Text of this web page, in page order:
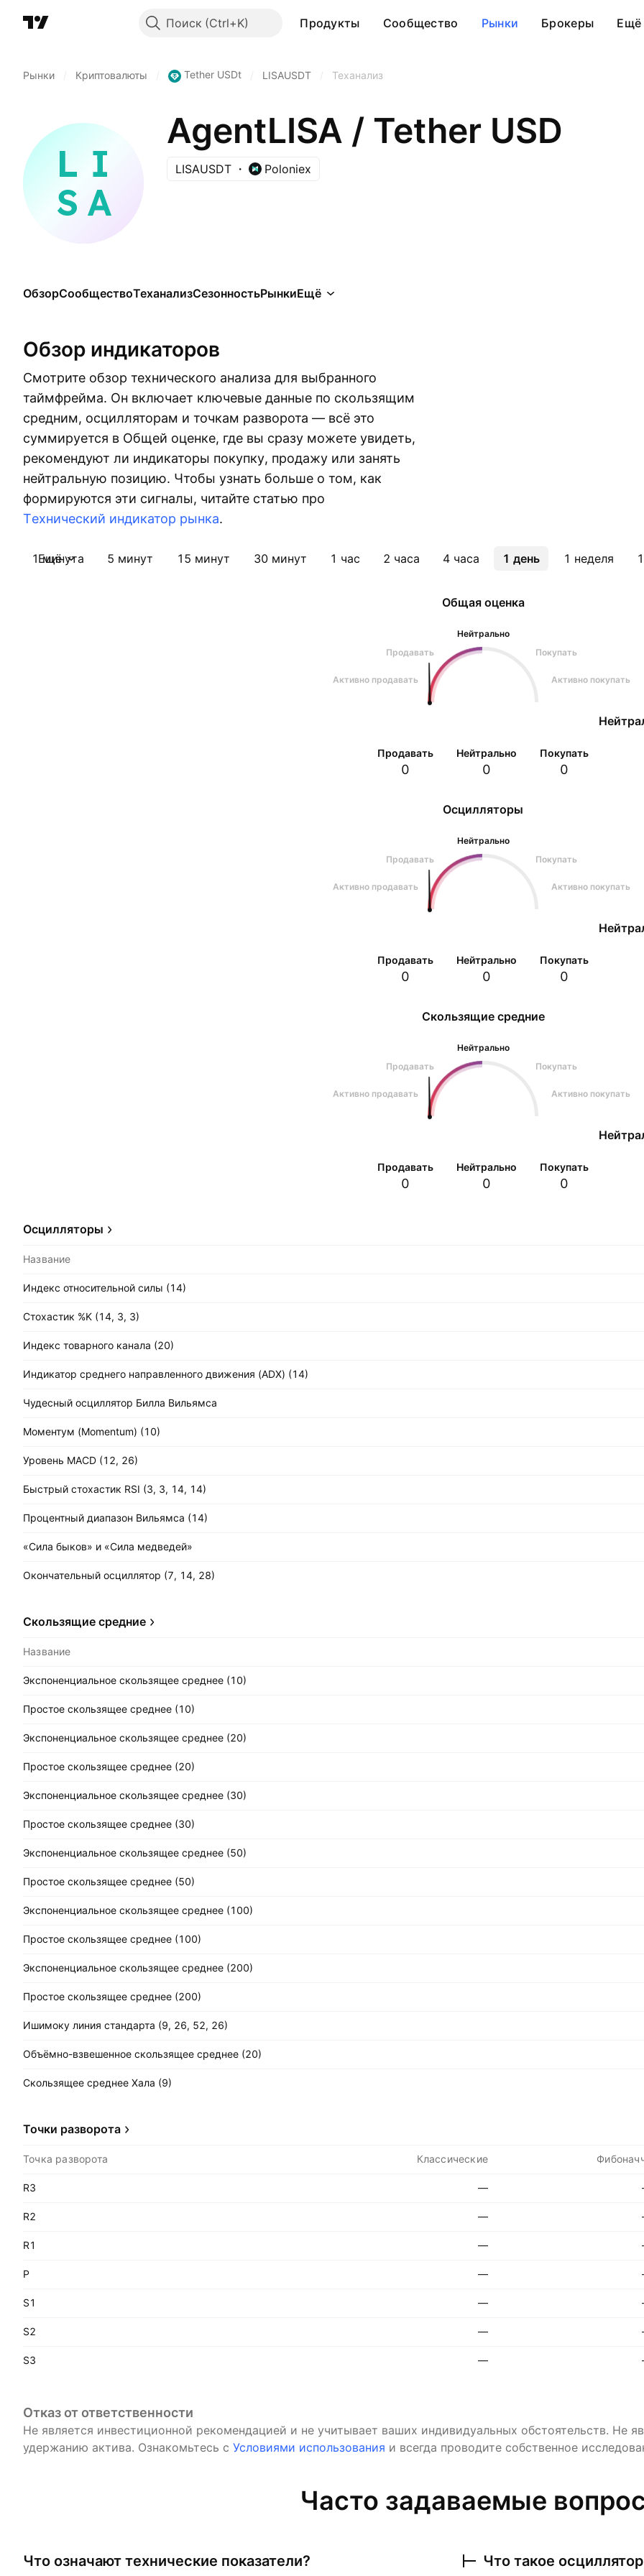
Поиск Продукты Сообщество Рынки Брокеры Ещё
Рынки Криптовалюты Tether USDt LISAUSDT Теханализ
AgentLISA / Tether USD
LISAUSDT Poloniex
ОбзорСообществоТеханализСезонностьРынкиЕщё
Обзор индикаторов
Смотрите обзор технического анализа для выбранного
таймфрейма. Он включает ключевые данные по скользящим
средним, осцилляторам и точкам разворота — всё это
суммируется в Общей оценке, где вы сразу можете увидеть,
рекомендуют ли индикаторы покупку, продажу или занять
нейтральную позицию. Чтобы узнать больше о том, как
формируются эти сигналы, читайте статью про
Tехнический индикатор рынка.
1 минута 5 минут 15 минут 30 минут 1 час 2 часа 4 часа 1 день 1 неделя
Ещё
Осцилляторы
Нейтрально
Продавать
Покупать
Активно продавать Активно покупать
Продавать
0
Нейтрально
0
Покупать
0
Общая оценка
Нейтрально
Продавать
Покупать
Активно продавать Активно покупать
Продавать
0
Нейтрально
0
Покупать
0
Скользящие средние
Нейтрально
Продавать
Покупать
Активно продавать Активно покупать
Продавать
0
Нейтрально
0
Покупать
0
Осцилляторы
Название
Индекс относительной силы (14)
Стохастик %K (14, 3, 3)
Индекс товарного канала (20)
Индикатор среднего направленного движения (ADX) (14)
Чудесный осциллятор Билла Вильямса
Моментум (Momentum) (10)
Уровень MACD (12, 26)
Быстрый стохастик RSI (3, 3, 14, 14)
Процентный диапазон Вильямса (14)
«Сила быков» и «Сила медведей»
Окончательный осциллятор (7, 14, 28)
Скользящие средние
Название
Экспоненциальное скользящее среднее (10)
Простое скользящее среднее (10)
Экспоненциальное скользящее среднее (20)
Простое скользящее среднее (20)
Экспоненциальное скользящее среднее (30)
Простое скользящее среднее (30)
Экспоненциальное скользящее среднее (50)
Простое скользящее среднее (50)
Экспоненциальное скользящее среднее (100)
Простое скользящее среднее (100)
Экспоненциальное скользящее среднее (200)
Простое скользящее среднее (200)
Ишимоку линия стандарта (9, 26, 52, 26)
Объёмно-взвешенное скользящее среднее (20)
Скользящее среднее Хала (9)
Точки разворота
Точка разворота Классические
R3 —
R2 —
R1 —
P —
S1 —
S2 —
S3 —
Отказ от ответственности
Не является инвестиционной рекомендацией и не учитывает ваших индивидуальных обстоятельств. Не
удержанию актива. Ознакомьтесь с Условиями использования и всегда проводите собственное
Часто задаваемые
Что означают технические показатели? Что такое